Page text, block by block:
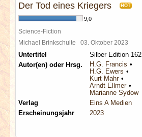
Der Tod eines Kriegers HOT
9,0
Science-Fiction
Michael Brinkschulte 03. Oktober 2023
Untertitel
Silber Edition 162
Autor(en) oder Hrsg.
H.G. Francis
H.G. Ewers
Kurt Mahr
Arndt Ellmer
Marianne Sydow
Verlag
Eins A Medien
Erscheinungsjahr
2023